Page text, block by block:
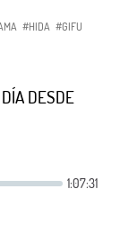
#HIDA #GIFU
DESDE